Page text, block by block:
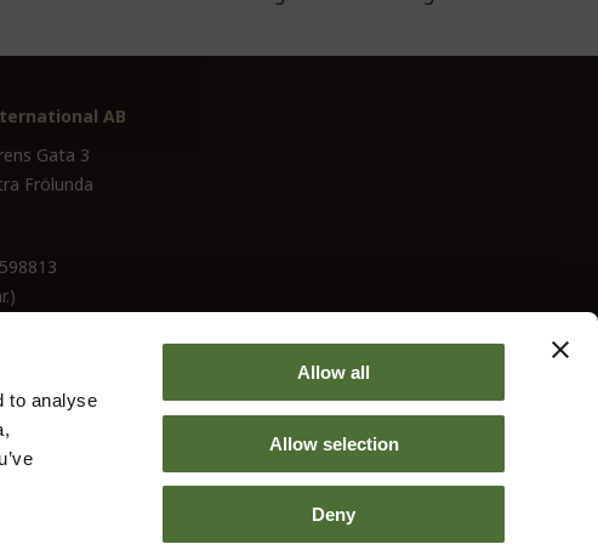
to analyse
Allow all
Allow selection
Deny
AB
Gata 3
Frölunda